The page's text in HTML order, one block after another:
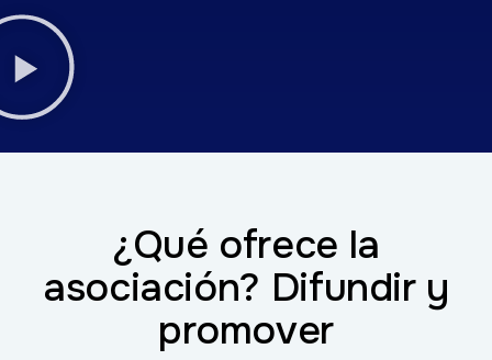
¿Qué ofrece la
asociación? Difundir y
promover